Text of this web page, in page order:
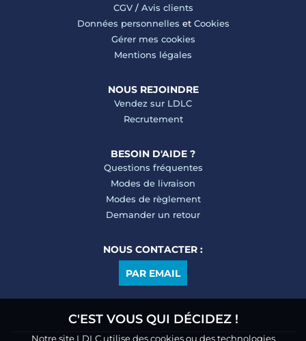
C'EST VOUS QUI DÉCIDEZ !
Notre site LDLC utilise des cookies ou des technologies
CGV/ Avis clients
Données personnelles et Cookies
Gérer mes cookies
Mentions légales
NOUS REJOINDRE
Vendez sur LDLC
Recrutement
BESOIN D'AIDE ?
Questions fréquentes
Modes de livraison
Modes de règlement
Demander un retour
NOUS CONTACTER :
PAR EMAIL